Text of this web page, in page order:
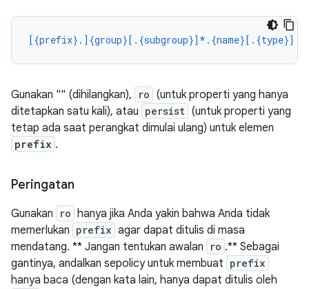
[{prefix}.]{group}[.{subgroup}]*.{name}[.{type}]
Gunakan "" (dihilangkan), ro (untuk properti yang hanya
ditetapkan satu kali), atau persist (untuk properti yang
tetap ada saat perangkat dimulai ulang) untuk elemen
prefix .
Peringatan
Gunakan ro hanya jika Anda yakin bahwa Anda tidak
memerlukan prefix agar dapat ditulis di masa
mendatang. ** Jangan tentukan awalan
ro .** Sebagai
gantinya, andalkan sepolicy untuk membuat prefix
hanya baca (dengan kata lain, hanya dapat ditulis oleh